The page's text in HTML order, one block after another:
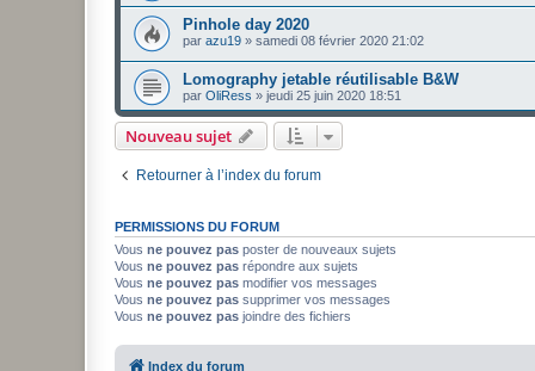
Pinhole day 2020
par azu19 » samedi 08 février 2020 21:02
Lomography jetable réutilisable B&W
par OliRess » jeudi 25 juin 2020 18:51
Nouveau sujet
Retourner à l’index du forum
PERMISSIONS DU FORUM
Vous ne pouvez pas poster de nouveaux sujets
Vous ne pouvez pas répondre aux sujets
Vous ne pouvez pas modifier vos messages
Vous ne pouvez pas supprimer vos messages
Vous ne pouvez pas joindre des fichiers
Index du forum